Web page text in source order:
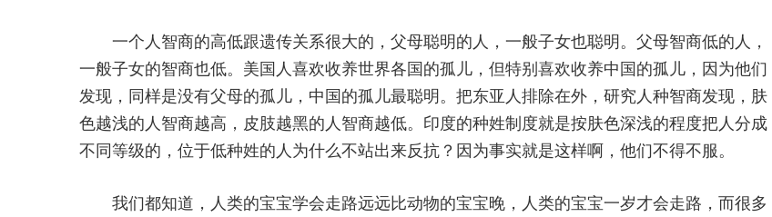
一个人智商的高低跟遗传关系很大的，父母聪明的人，一般子女也聪明。父母智商低的人，
一般子女的智商也低。美国人喜欢收养世界各国的孤儿，但特别喜欢收养中国的孤儿，因为他们
发现，同样是没有父母的孤儿，中国的孤儿最聪明。把东亚人排除在外，研究人种智商发现，肤
色越浅的人智商越高，皮肢越黑的人智商越低。印度的种姓制度就是按肤色深浅的程度把人分成
不同等级的，位于低种姓的人为什么不站出来反抗？因为事实就是这样啊，他们不得不服。
我们都知道，人类的宝宝学会走路远远比动物的宝宝晚，人类的宝宝一岁才会走路，而很多